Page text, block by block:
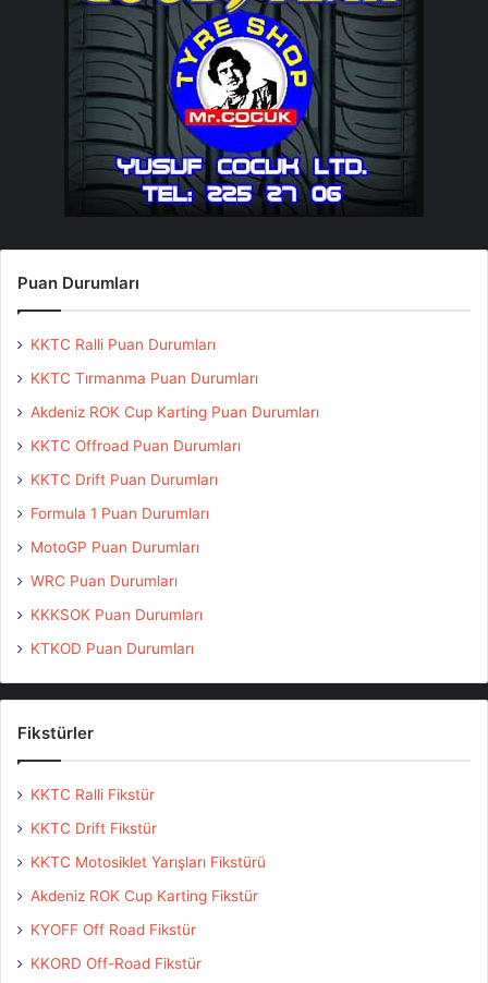
Puan Durumları
KKTC Ralli Puan Durumları
KKTC Tırmanma Puan Durumları
Akdeniz ROK Cup Karting Puan Durumları
KKTC Offroad Puan Durumları
KKTC Drift Puan Durumları
Formula 1 Puan Durumları
MotoGP Puan Durumları
WRC Puan Durumları
KKKSOK Puan Durumları
KTKOD Puan Durumları
Fikstürler
KKTC Ralli Fikstür
KKTC Drift Fikstür
KKTC Motosiklet Yarışları Fikstürü
Akdeniz ROK Cup Karting Fikstür
KYOFF Off Road Fikstür
KKORD Off-Road Fikstür